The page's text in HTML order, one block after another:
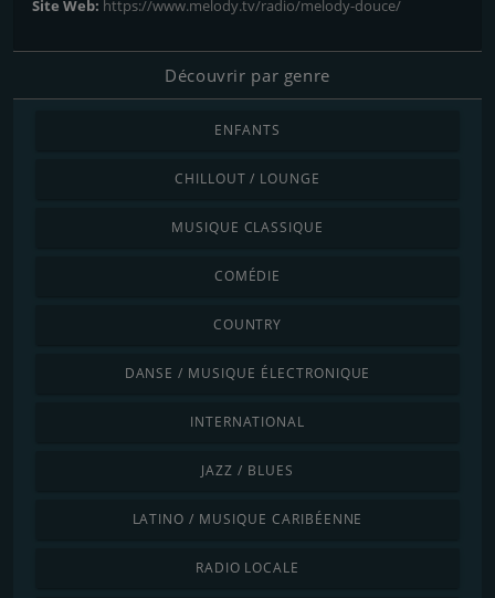
Site Web: https://www.melody.tv/radio/melody-douce/
Découvrir par genre
ENFANTS
CHILLOUT / LOUNGE
MUSIQUE CLASSIQUE
COMÉDIE
COUNTRY
DANSE / MUSIQUE ÉLECTRONIQUE
INTERNATIONAL
JAZZ / BLUES
LATINO / MUSIQUE CARIBÉENNE
RADIO LOCALE